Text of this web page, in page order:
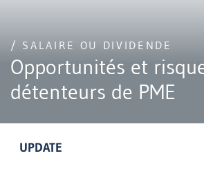
/ SALAIRE OU DIVIDENDE
Opportunités et
détenteurs de PME
UPDATE